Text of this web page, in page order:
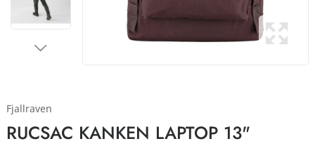
Fjallraven
RUCSAC KANKEN LAPTOP 13"